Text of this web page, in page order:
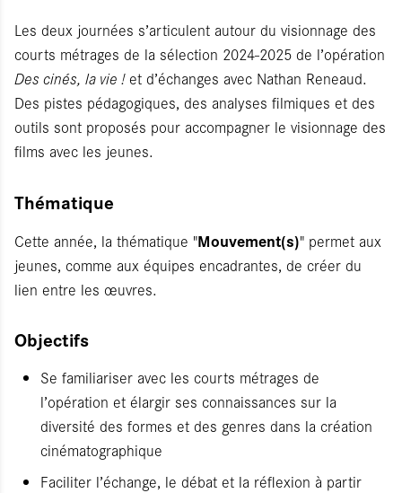
Les deux journées s’articulent autour du visionnage des
courts métrages de la sélection 2024-2025 de l’opération
Des cinés, la vie ! et d’échanges avec Nathan Reneaud.
Des pistes pédagogiques, des analyses filmiques et des
outils sont proposés pour accompagner le visionnage des
films avec les jeunes.
Thématique
Cette année, la thématique "Mouvement(s)" permet aux
jeunes, comme aux équipes encadrantes, de créer du
lien entre les œuvres.
Objectifs
Se familiariser avec les courts métrages de
l’opération et élargir ses connaissances sur la
diversité des formes et des genres dans la création
cinématographique
Faciliter l’échange, le débat et la réflexion à partir